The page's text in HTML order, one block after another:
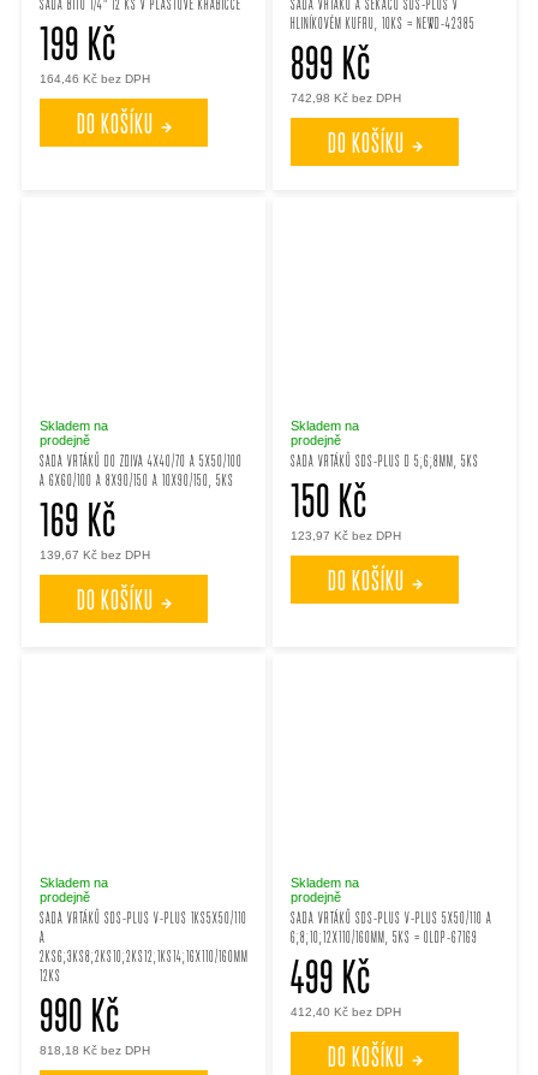
SADA BITŮ 1/4" 12 KS V PLASTOVÉ KRABIČCE
164,46 Kč bez DPH
199 Kč
DO KOŠÍKU
SADA VRTÁKŮ A SEKÁČŮ SDS-PLUS V
HLINÍKOVÉM KUFRU, 10KS = NEWD-42385
742,98 Kč bez DPH
899 Kč
DO KOŠÍKU
SADA VRTÁKŮ DO ZDIVA 4X40/70 A 5X50/100
A 6X60/100 A 8X90/150 A 10X90/150, 5KS
Skladem na
prodejně
139,67 Kč bez DPH
169 Kč
DO KOŠÍKU
SADA VRTÁKŮ SDS-PLUS D 5;6;8MM, 5KS
Skladem na
prodejně
123,97 Kč bez DPH
150 Kč
DO KOŠÍKU
SADA VRTÁKŮ SDS-PLUS V-PLUS 1KS5X50/110
A
2KS6;3KS8;2KS10;2KS12;1KS14;16X110/160MM,
12KS
Skladem na
prodejně
818,18 Kč bez DPH
990 Kč
SADA VRTÁKŮ SDS-PLUS V-PLUS 5X50/110 A
6;8;10;12X110/160MM, 5KS = OLDP-67169
Skladem na
prodejně
412,40 Kč bez DPH
499 Kč
DO KOŠÍKU